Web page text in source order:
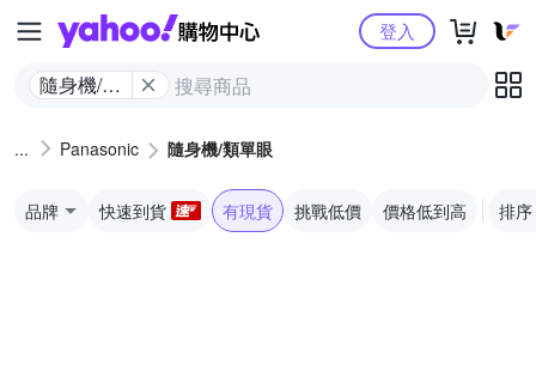
Yahoo購物中心
隨身機/類
登入
Panasonic 隨身機/類單眼
品牌 快速到貨 有現貨 挑戰低價 價格低到高 排序